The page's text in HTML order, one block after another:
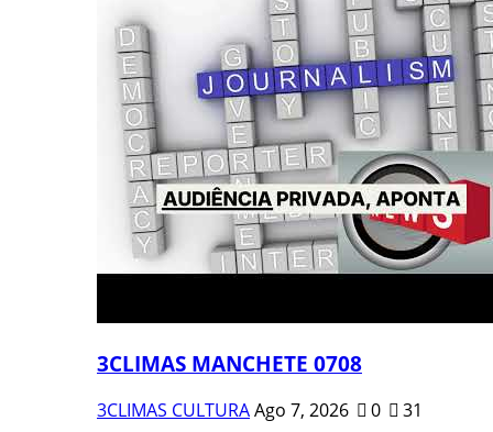
3CLIMAS MANCHETE 0708
3CLIMAS CULTURAAgo 7, 2026 0 31